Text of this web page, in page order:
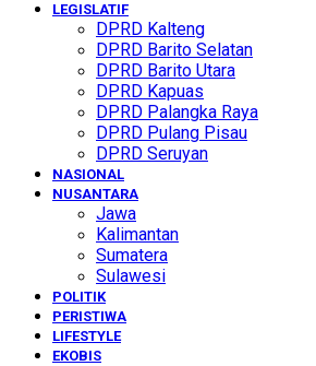
LEGISLATIF
DPRD Kalteng
DPRD Barito Selatan
DPRD Barito Utara
DPRD Kapuas
DPRD Palangka Raya
DPRD Pulang Pisau
DPRD Seruyan
NASIONAL
NUSANTARA
Jawa
Kalimantan
Sumatera
Sulawesi
POLITIK
PERISTIWA
LIFESTYLE
EKOBIS